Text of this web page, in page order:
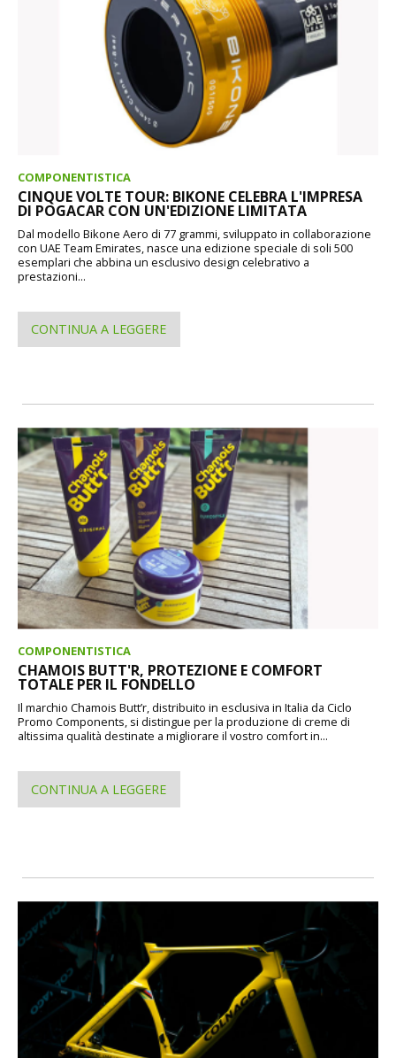
COMPONENTISTICA
CINQUE VOLTE TOUR: BIKONE CELEBRA L'IMPRESA
DI POGACAR CON UN'EDIZIONE LIMITATA
Dal modello Bikone Aero di 77 grammi, sviluppato in collaborazione
con UAE Team Emirates, nasce una edizione speciale di soli 500
esemplari che abbina un esclusivo design celebrativo a
prestazioni...
CONTINUA A LEGGERE
COMPONENTISTICA
CHAMOIS BUTT'R, PROTEZIONE E COMFORT
TOTALE PER IL FONDELLO
Il marchio Chamois Butt’r, distribuito in esclusiva in Italia da Ciclo
Promo Components, si distingue per la produzione di creme di
altissima qualità destinate a migliorare il vostro comfort in...
CONTINUA A LEGGERE